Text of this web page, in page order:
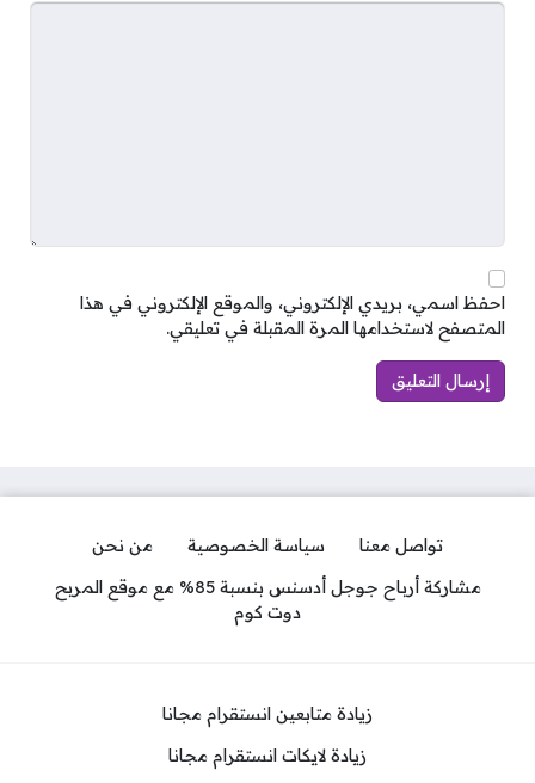
احفظ اسمي، بريدي الإلكتروني، والموقع الإلكتروني في هذا
المتصفح لاستخدامها المرة المقبلة في تعليقي.
تواصل معنا سياسة الخصوصية
من نحن
مشاركة أرباح جوجل أدسنس بنسبة 85% مع موقع المربح
دوت كوم
زيادة متابعين انستقرام مجانا
زيادة لايكات انستقرام مجانا